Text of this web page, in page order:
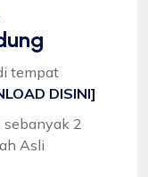
tempat
DISINI]
sebanyak 2
Asli